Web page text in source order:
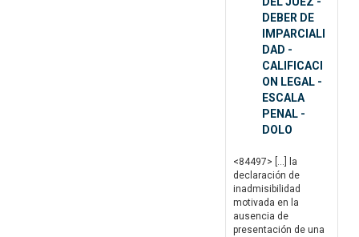
DEBER DE
IMPARCIALI
DAD -
CALIFICACI
ON LEGAL -
ESCALA
PENAL -
DOLO
<84497> […] la
declaración de
inadmisibilidad
motivada en la
ausencia de
presentación de una